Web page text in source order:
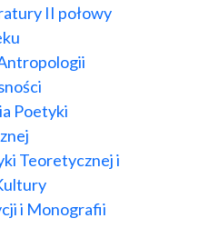
II połowy
Poetyki
Teoretycznej i
i Monografii